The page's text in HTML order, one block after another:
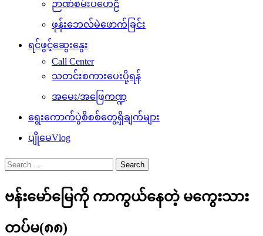
ဉာဏ်စမ်းပဟေဠိ
ဖုန်းဘေလ်မဲဖောက်ခြင်း
ရင်ဖွင့်ဆွေးနွေး
Call Center
သတင်းစကားပေးပို့ရန်
အမေး/အဖြေကဏ္ဍ
ရွေးကောက်ပွဲစိစစ်တွေ့ရှိချက်များ
ပျိုမေVlog
Search
for:
ဗန်းမော်မြေကို ကာကွယ်နေတဲ့ မကွေးသား
တပ်မ(၈၈)